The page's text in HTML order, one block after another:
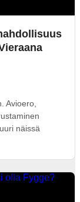
Avioero,
näissä